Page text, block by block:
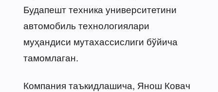
Будапешт техника университетини
автомобиль технологиялари
муҳандиси мутахассислиги бўйича
тамомлаган.
Компания таъкидлашича, Янош Ковач